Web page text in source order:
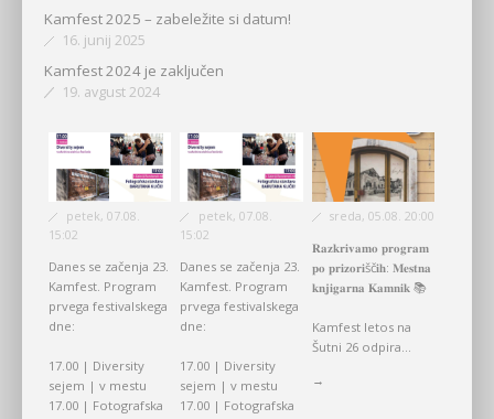
Kamfest 2025 – zabeležite si datum!
16. junij 2025
Kamfest 2024 je zaključen
19. avgust 2024
petek, 07.08.
15:02
Danes se začenja 23.
Kamfest. Program
prvega festivalskega
dne:
17.00 | Diversity
sejem | v mestu
17.00 | Fotografska
petek, 07.08.
15:02
Danes se začenja 23.
Kamfest. Program
prvega festivalskega
dne:
17.00 | Diversity
sejem | v mestu
17.00 | Fotografska
sreda, 05.08. 20:00
𝐑𝐚𝐳𝐤𝐫𝐢𝐯𝐚𝐦𝐨 𝐩𝐫𝐨𝐠𝐫𝐚𝐦
𝐩𝐨 𝐩𝐫𝐢𝐳𝐨𝐫𝐢šč𝐢𝐡: 𝐌𝐞𝐬𝐭𝐧𝐚
𝐤𝐧𝐣𝐢𝐠𝐚𝐫𝐧𝐚 𝐊𝐚𝐦𝐧𝐢𝐤 📚
Kamfest letos na
Šutni 26 odpira...
→